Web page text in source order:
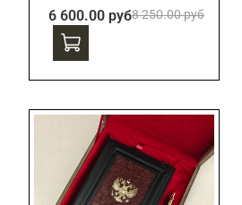
6 600.00 руб8 250.00 руб